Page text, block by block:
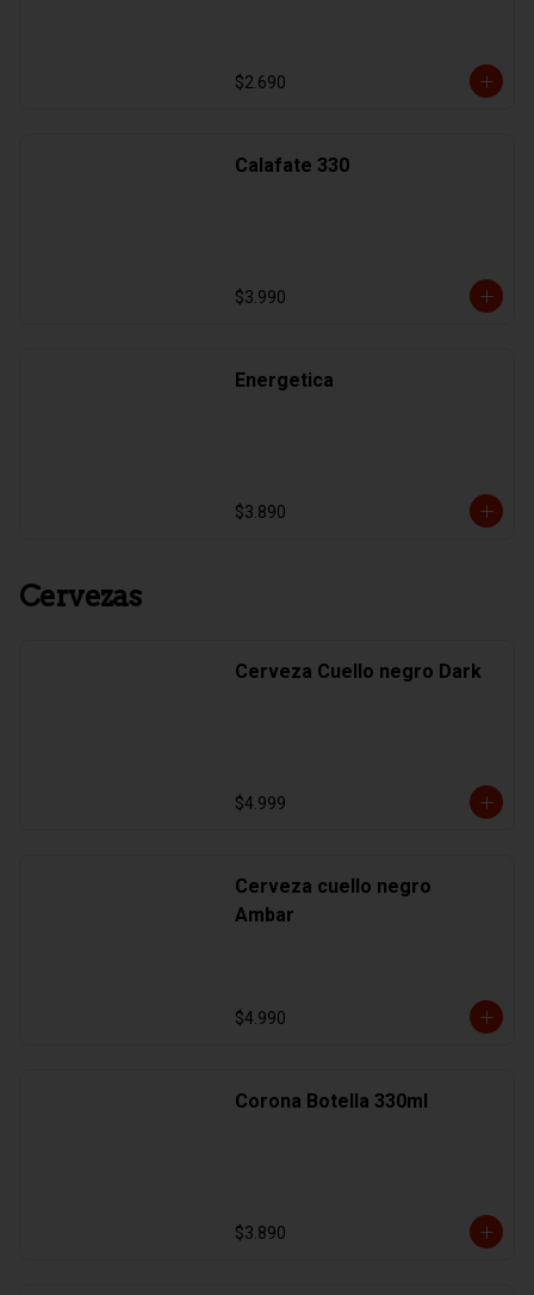
$2.690
Calafate 330
$3.990
Energetica
$3.890
Cervezas
Cerveza Cuello negro Dark
$4.999
Cerveza cuello negro
Ambar
$4.990
Corona Botella 330ml
$3.890